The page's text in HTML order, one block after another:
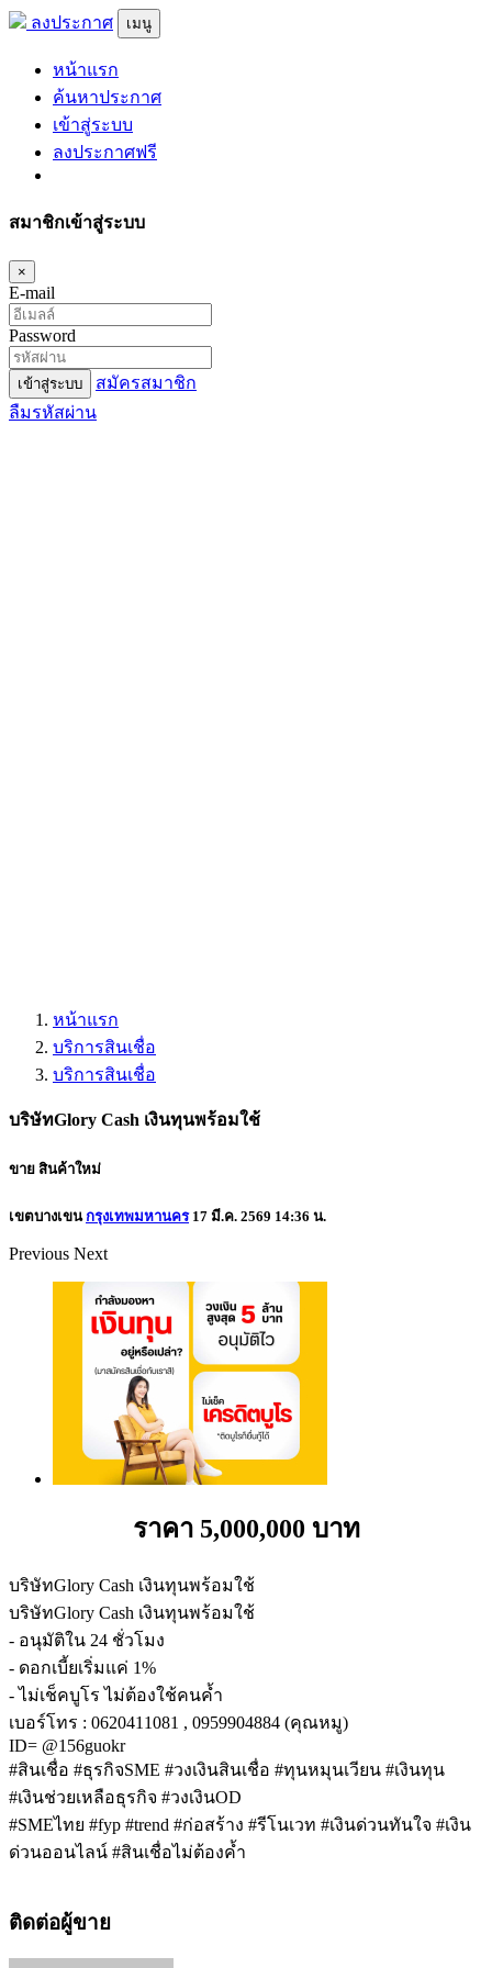
ลงประกาศ เมนู
หน้าแรก
ค้นหาประกาศ
เข้าสู่ระบบ
ลงประกาศฟรี
สมาชิกเข้าสู่ระบบ
×
E-mail
Password
เข้าสู่ระบบ
สมัครสมาชิก
ลืมรหัสผ่าน
หน้าแรก
บริการสินเชื่อ
บริการสินเชื่อ
บริษัทGlory Cash เงินทุนพร้อมใช้
ขาย สินค้าใหม่
เขตบางเขนกรุงเทพมหานคร 17 มี.ค. 2569 14:36 น.
Previous Next
ราคา 5,000,000 บาท
บริษัทGlory Cash เงินทุนพร้อมใช้
บริษัทGlory Cash เงินทุนพร้อมใช้
- อนุมัติใน 24 ชั่วโมง
- ดอกเบี้ยเริ่มแค่ 1%
- ไม่เช็คบูโร ไม่ต้องใช้คนค้ำ
เบอร์โทร : 0620411081 , 0959904884 (คุณหมู)
ID= @156guokr
#สินเชื่อ #ธุรกิจSME #วงเงินสินเชื่อ #ทุนหมุนเวียน #เงินทุน
#เงินช่วยเหลือธุรกิจ #วงเงินOD
#SMEไทย #fyp #trend #ก่อสร้าง #รีโนเวท #เงินด่วนทันใจ #เงิน
ด่วนออนไลน์ #สินเชื่อไม่ต้องค้ำ
ติดต่อผู้ขาย